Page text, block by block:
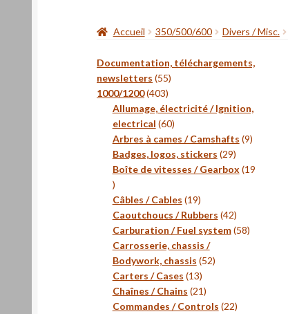
Accueil 350/500/600 Divers / Misc.
Documentation, téléchargements,
newsletters 5555
1000/1200 403403
produits
Allumage, électricité / Ignition,
electrical 6060
produits
Arbres à cames / Camshafts 99
Badges, logos, stickers 2929
produits
Boîte de vitesses / Gearbox 19
19
produits
Câbles / Cables 1919
produits
Caoutchoucs / Rubbers 4242
produits
Carburation / Fuel system 5858
Carrosserie, chassis /
Bodywork, chassis 5252
Carters / Cases 1313
produits
Chaînes / Chains 2121
produits
Commandes / Controls 2222